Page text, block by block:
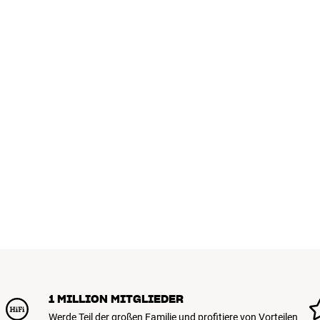
1 MILLION MITGLIEDER
Werde Teil der großen Familie und profitiere von Vorteilen